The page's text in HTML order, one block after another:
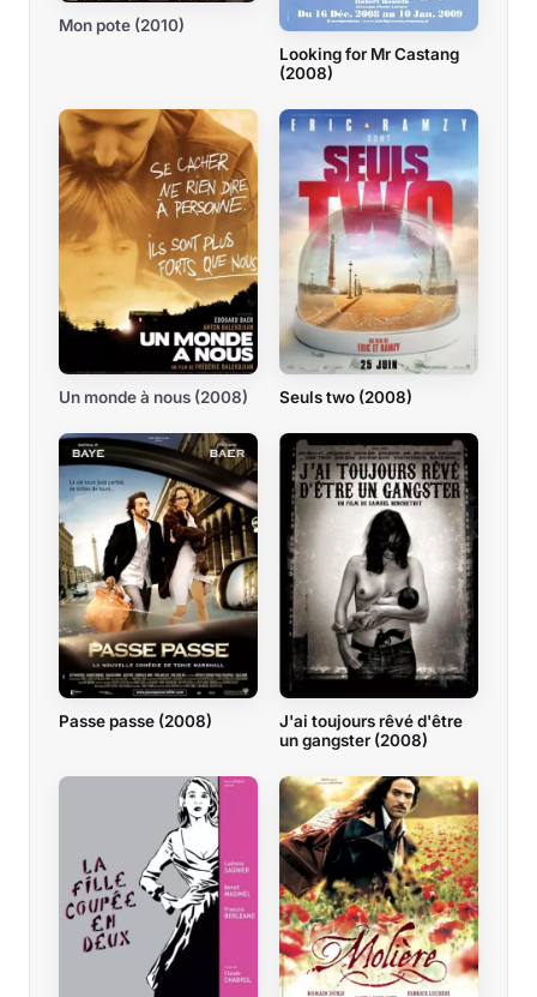
Mon pote (2010)
Looking for Mr Castang
(2008)
Un monde à nous (2008) Seuls two (2008)
Passe passe (2008)
J'ai toujours rêvé d'être
un gangster (2008)